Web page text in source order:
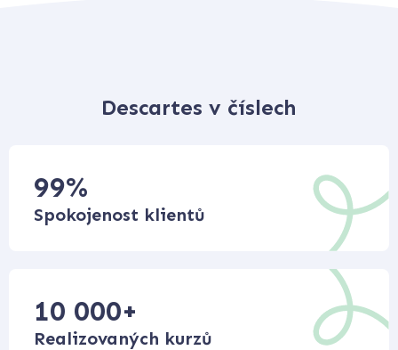
Descartes v číslech
99%
Spokojenost klientů
10 000+
Realizovaných kurzů